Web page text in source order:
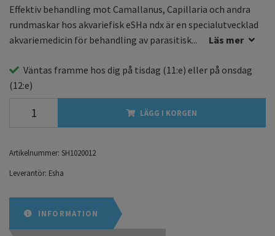
Effektiv behandling mot Camallanus, Capillaria och andra
rundmaskar hos akvariefisk eSHa ndx är en specialutvecklad
akvariemedicin för behandling av parasitisk...
Läs mer
Väntas framme hos dig på tisdag (11:e) eller på onsdag
(12:e)
LÄGG I KORGEN
Artikelnummer: SH1020012
Leverantör: Esha
INFORMATION